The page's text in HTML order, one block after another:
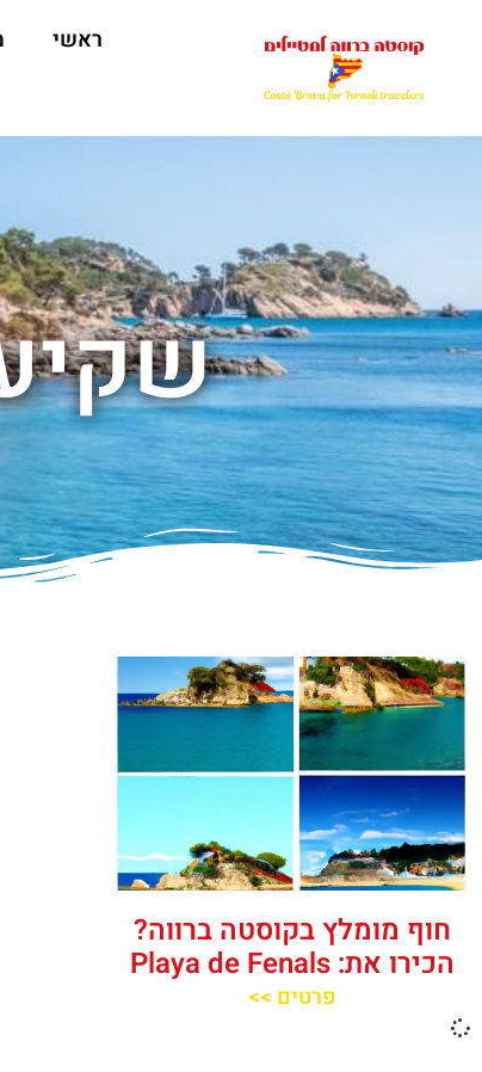
ראשי
חוף מומלץ בקוסטה ברווה?
הכירו את: Playa de Fenals‬‬
פרטים >>